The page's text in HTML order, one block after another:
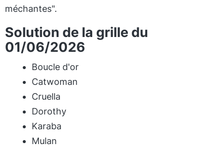
méchantes".
Solution de la grille du
01/06/2026
Boucle d'or
Catwoman
Cruella
Dorothy
Karaba
Mulan